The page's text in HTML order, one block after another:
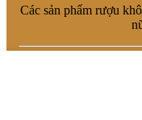
Các sản phẩm rượu